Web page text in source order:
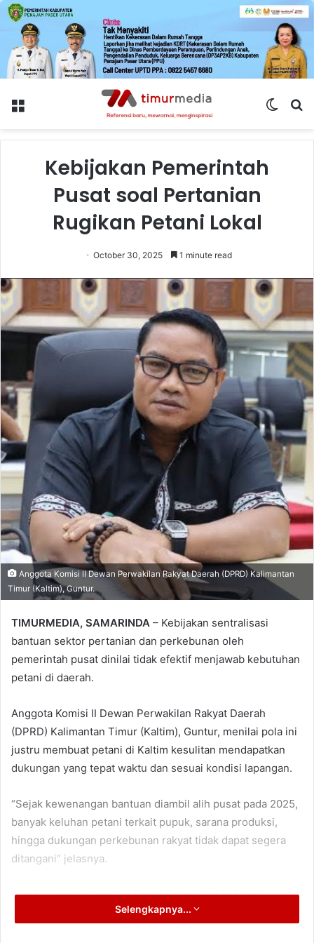
Menu
Switch
Kebijakan Pemerintah
Pusat soal Pertanian
Rugikan Petani Lokal
October 30, 2025 1 minute read
Anggota Komisi II Dewan Perwakilan Rakyat Daerah (DPRD) Kalimantan
Timur (Kaltim), Guntur.
TIMURMEDIA, SAMARINDA – Kebijakan sentralisasi
bantuan sektor pertanian dan perkebunan oleh
pemerintah pusat dinilai tidak efektif menjawab kebutuhan
petani di daerah.
Anggota Komisi II Dewan Perwakilan Rakyat Daerah
(DPRD) Kalimantan Timur (Kaltim), Guntur, menilai pola ini
justru membuat petani di Kaltim kesulitan mendapatkan
dukungan yang tepat waktu dan sesuai kondisi lapangan.
“Sejak kewenangan bantuan diambil alih pusat pada 2025,
banyak keluhan petani terkait pupuk, sarana produksi,
hingga dukungan perkebunan rakyat tidak dapat segera
ditangani” jelasnya.
Kondisi ini, lanjut politisi Partai Demokrasi Indonesia
Perjuangan (PDIP) ini menimbulkan ketimpangan serta
Selengkapnya...